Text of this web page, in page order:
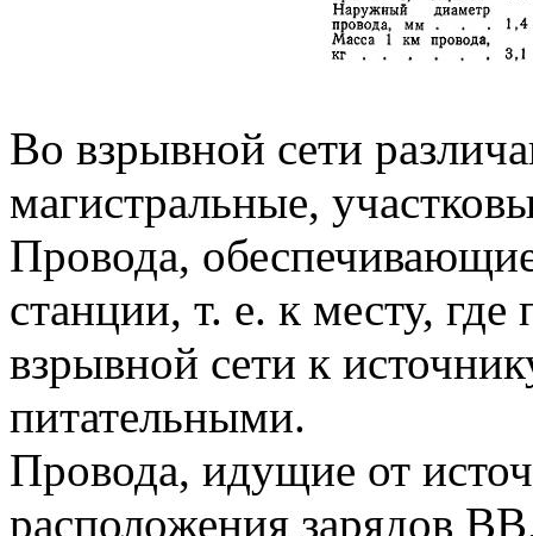
Во взрывной сети
магистральные,
Провода,
станции, т. е. к месту,
взрывной сети к
питательными.
Провода, идущие от
расположения зарядов